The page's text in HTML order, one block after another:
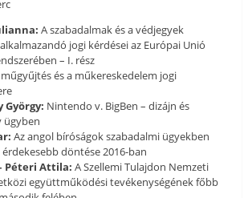
A szabadalmak és a védjegyek
jogi kérdései az Európai Unió
– I. rész
és a műkereskedelem jogi
György: Nintendo v. BigBen – dizájn és
ügyben
Az angol bíróságok szabadalmi ügyekben
döntése 2016-ban
Péteri Attila: A Szellemi Tulajdon Nemzeti
együttműködési tevékenységének főbb